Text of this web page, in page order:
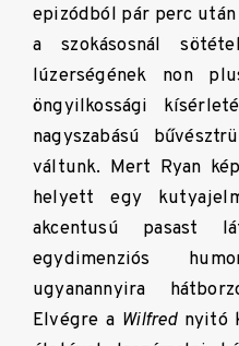
epizódból pár perc
a szokásosnál
lúzerségének non
öngyilkossági
nagyszabású
váltunk. Mert Ryan
helyett egy
akcentusú pasast
egydimenziós
ugyanannyira
Elvégre a Wilfrednyitó